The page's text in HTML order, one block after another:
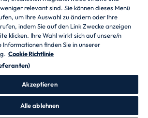
snc - 20861 Brugherio (MB)
A-22 - 20871 Vimercate (MB) - Italien
- Fax: +39.039.2086.237 -
EUR voll eingezahlt -
Eintragung im Handelsregister
Lodi 04666310158 - USt-IdNr.
Nr.: MB-1033934 - Genehmigung
Gesellschaft, die der einheitlichen
S.p.A. untersteht
relevant sind. Sie können dieses Menü
um Ihre Auswahl zu ändern oder Ihre
indem Sie auf den Link Zwecke anzeigen
klicken. Ihre Wahl wirkt sich auf unsere/n
finden Sie in unserer
Cookie Richtlinie
Akzeptieren
Alle ablehnen